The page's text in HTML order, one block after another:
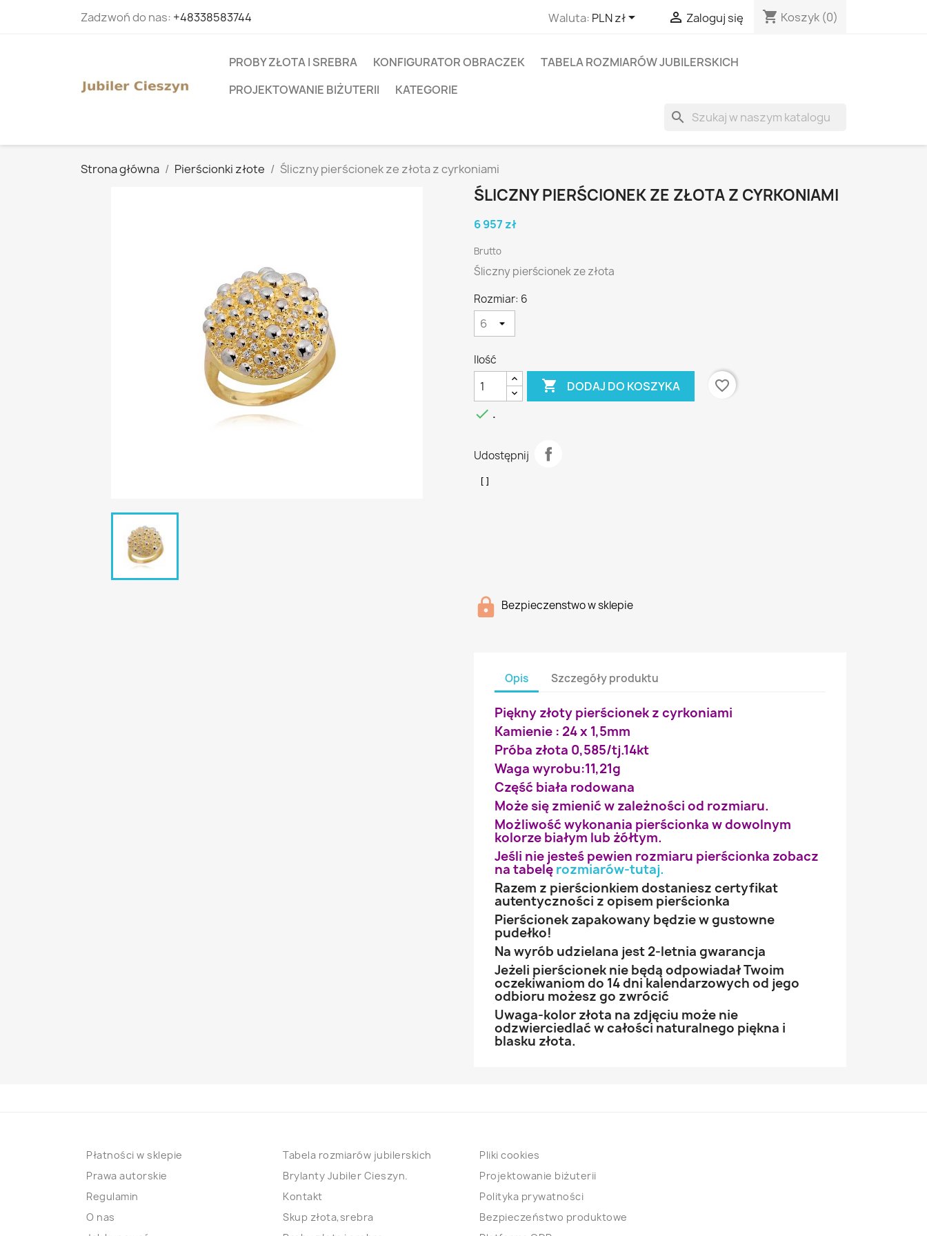
Zadzwoń do nas: +48338583744 Waluta: PLN zł  Zaloguj się shopping_cart Koszyk (0)
PROBY ZŁOTA I SREBRA KONFIGURATOR OBRACZEK
TABELA ROZMIARÓW JUBILERSKICH
PROJEKTOWANIE BIŻUTERII
KATEGORIE
search
Strona główna Pierścionki złote Śliczny pierścionek ze złota z cyrkoniami
ŚLICZNY PIERŚCIONEK ZE ZŁOTA Z CYRKONIAMI
6 957 zł
Brutto
Śliczny pierścionek ze złota
Rozmiar: 6
Ilość
 DODAJ DO KOSZYKA
favorite_border
 .
Udostępnij
Bezpieczenstwo w sklepie
Opis Szczegóły produktu
Piękny złoty pierścionek z cyrkoniami
Kamienie : 24 x 1,5mm
Próba złota 0,585/tj.14kt
Waga wyrobu:11,21g
Część biała rodowana
Może się zmienić w zależności od rozmiaru.
Możliwość wykonania pierścionka w dowolnym
kolorze białym lub żółtym.
Jeśli nie jesteś pewien rozmiaru pierścionka zobacz
na tabelę rozmiarów-tutaj.
Razem z pierścionkiem dostaniesz certyfikat
autentyczności z opisem pierścionka
Pierścionek zapakowany będzie w gustowne
pudełko!
Na wyrób udzielana jest 2-letnia gwarancja
Jeżeli pierścionek nie będą odpowiadał Twoim
oczekiwaniom do 14 dni kalendarzowych od jego
odbioru możesz go zwrócić
Uwaga-kolor złota na zdjęciu może nie
odzwierciedlać w całości naturalnego piękna i
blasku złota.
Płatności w sklepie
Prawa autorskie
Regulamin
O nas
Tabela rozmiarów jubilerskich
Brylanty Jubiler Cieszyn.
Kontakt
Skup złota,srebra
Pliki cookies
Projektowanie biżuterii
Polityka prywatności
Bezpieczeństwo produktowe